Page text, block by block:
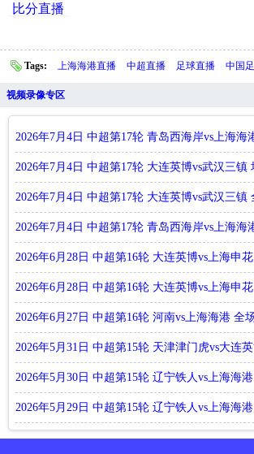
比分直播
Tags: 上海海港直播 中超直播 足球直播 中国
视频录像专区
2026年7月4日 中超第17轮 青岛西海岸vs上海海
2026年7月4日 中超第17轮 大连英博vs武汉三镇
2026年7月4日 中超第17轮 大连英博vs武汉三镇
2026年7月4日 中超第17轮 青岛西海岸vs上海海
2026年6月28日 中超第16轮 大连英博vs上海申
2026年6月28日 中超第16轮 大连英博vs上海申
2026年6月27日 中超第16轮 河南vs上海海港 全
2026年5月31日 中超第15轮 天津津门虎vs大连
放
2026年5月30日 中超第15轮 辽宁铁人vs上海海
2026年5月29日 中超第15轮 辽宁铁人vs上海海